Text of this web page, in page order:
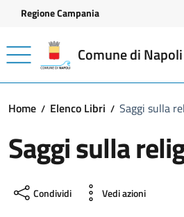
Vai ai contenuti
Vai al footer
Regione Campania
Comune di Napoli
Home Elenco Libri Saggi sulla
Saggi sulla
Condividi Vedi azioni